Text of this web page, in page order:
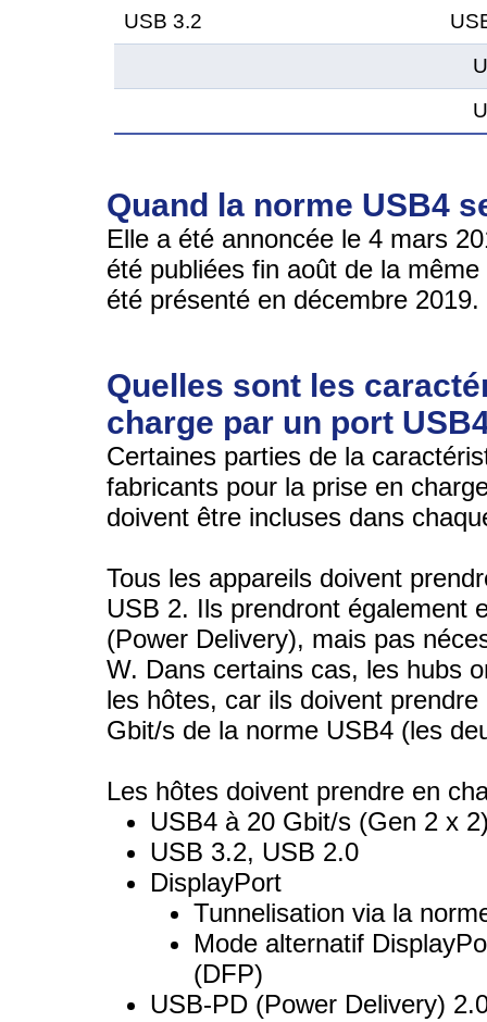
USB 3.2
Quand la norme USB4
Elle a été annoncée le 4 mars
été publiées fin août de la
été présenté en décembre 2019.
Quelles sont les
charge par un port
Certaines parties de la
fabricants pour la prise en
doivent être incluses dans
Tous les appareils doivent
USB 2. Ils prendront également
(Power Delivery), mais pas
W. Dans certains cas, les hubs
les hôtes, car ils doivent
Gbit/s de la norme USB4 (les
Les hôtes doivent prendre en
USB4 à 20 Gbit/s (Gen 2 x
USB 3.2, USB 2.0
DisplayPort
Tunnelisation via la
Mode alternatif
(DFP)
USB-PD (Power Delivery)